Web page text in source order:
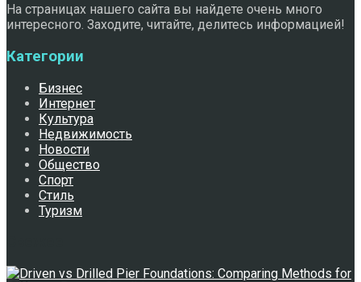
На страницах нашего сайта вы найдете очень много
интересного. Заходите, читайте, делитесь информацией!
Категории
Бизнес
Интернет
Культура
Недвижимость
Новости
Общество
Спорт
Стиль
Туризм